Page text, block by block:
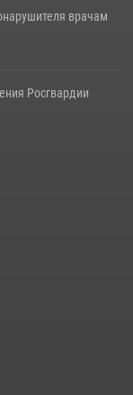
врачам
Росгвардии